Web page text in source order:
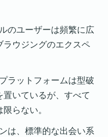
のユーザーは頻繁に広
ウジングのエクスペ
ラットフォームは型破
いているが、すべて
らない。
は、標準的な出会い系